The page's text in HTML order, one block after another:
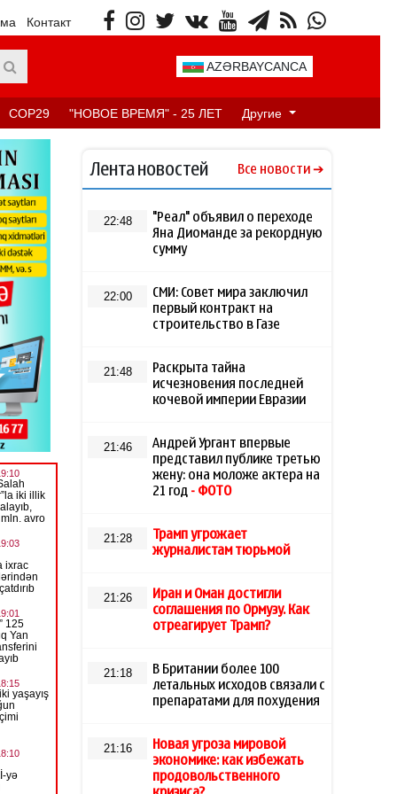
Контакт
AZƏRBAYCANCA
COP29 "НОВОЕ ВРЕМЯ" - 25 ЛЕТ Другие
Лента новостей Все новости
22:48
"Реал" объявил о переходе
Яна Диоманде за рекордную
сумму
22:00
СМИ: Совет мира заключил
первый контракт на
строительство в Газе
21:48
Раскрыта тайна
исчезновения последней
кочевой империи Евразии
21:46
Андрей Ургант впервые
представил публике третью
жену: она моложе актера на
21 год - ФОТО
21:28
Трамп угрожает
журналистам тюрьмой
21:26
Иран и Оман достигли
соглашения по Ормузу. Как
отреагирует Трамп?
21:18
В Британии более 100
летальных исходов связали с
препаратами для похудения
21:16
Новая угроза мировой
экономике: как избежать
продовольственного